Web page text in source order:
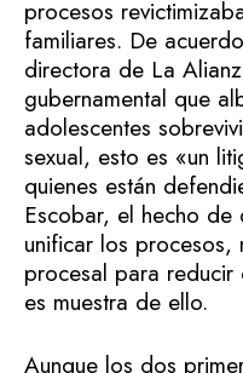
procesos
familiares. De
directora de La
gubernamental que
adolescentes
sexual, esto es «un
quienes están
Escobar, el hecho
unificar los
procesal para
es muestra de ello.
Aunque los dos